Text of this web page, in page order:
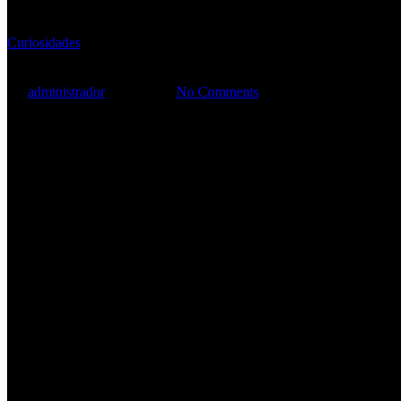
Curiosidades
administrador No Comments